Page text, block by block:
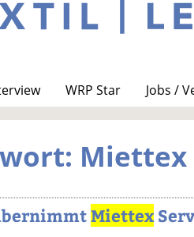
WRP Star
Jobs /
Miettex
Miettex